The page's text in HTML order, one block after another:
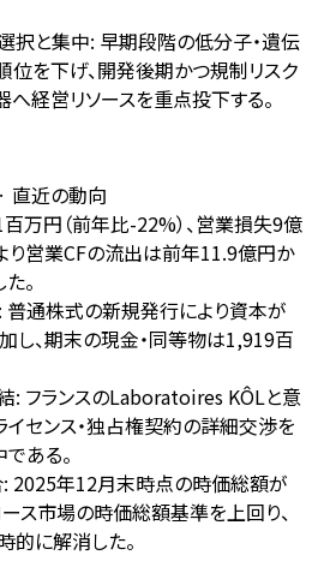
択と集中: 早期段階の低分子・遺伝
位を下げ、開発後期かつ規制リスク
経営リソースを重点投下する。
直近の動向
万円（前年比-22%）、営業損失9億
り営業CFの流出は前年11.9億円か
。
通株式の新規発行により資本が
し、期末の現金・同等物は1,919百
: フランスのLaboratoires KÔLと意
イセンス・独占権契約の詳細交渉を
ある。
2025年12月末時点の時価総額が
ス市場の時価総額基準を上回り、
的に解消した。